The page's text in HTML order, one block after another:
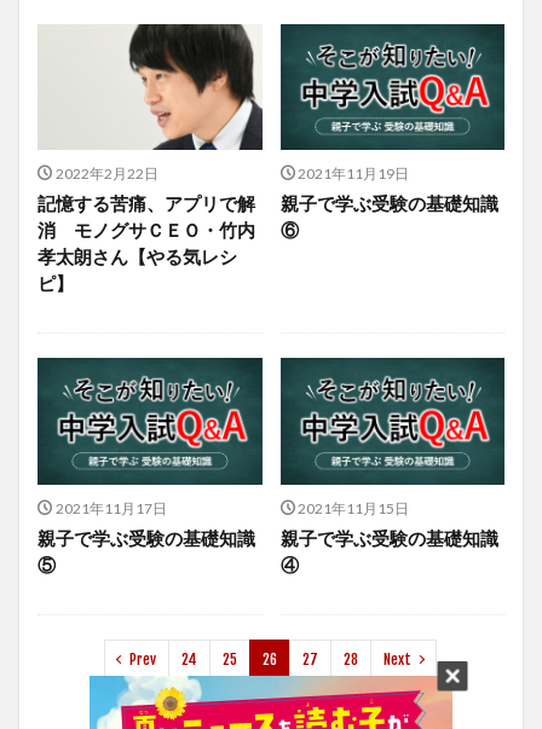
2022年2月22日
記憶する苦痛、アプリで解
消 モノグサＣＥＯ・竹内
孝太朗さん【やる気レシ
ピ】
2021年11月19日
親子で学ぶ受験の基礎知識
⑥
2021年11月17日
親子で学ぶ受験の基礎知識
⑤
2021年11月15日
親子で学ぶ受験の基礎知識
④
Prev 24 25 26 27 28 Next